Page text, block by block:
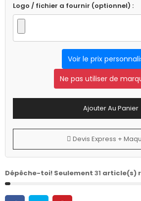
Logo / fichier a fournir (optionnel) :
Voir le prix
Ne pas utiliser de
Ajouter Au Panier
Devis Express +
Dépêche-toi! Seulement 31 article(s)